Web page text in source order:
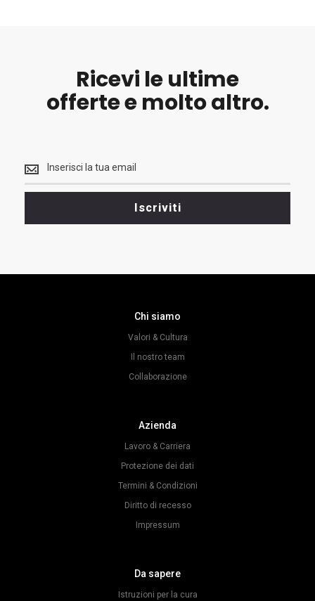
Ricevi le ultime
offerte e molto altro.
le
ultime
<br>
Iscriviti
Chi siamo
Valori & Cultura
Il nostro team
Collaborazione
Azienda
Lavoro & Carriera
Protezione dei dati
Termini & Condizioni
Diritto di recesso
Impressum
Da sapere
Istruzioni per la cura